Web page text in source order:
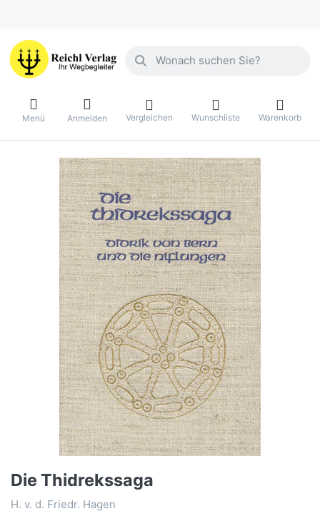
Geben Sie einen Suchbegriff ein.
Menü Anmelden Vergleichen Wunschliste Warenkorb
Die Thidrekssaga
H. v. d. Friedr. Hagen